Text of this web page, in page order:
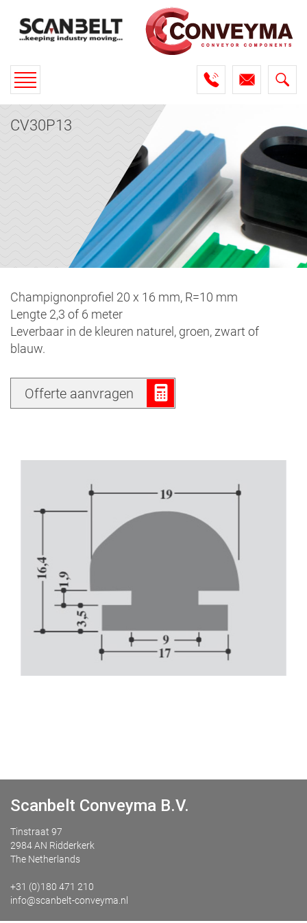
Toggle
navigation
CV30P13
Champignonprofiel 20 x 16 mm, R=10 mm
Lengte 2,3 of 6 meter
Leverbaar in de kleuren naturel, groen, zwart of
blauw.
Offerte aanvragen
Scanbelt Conveyma B.V.
Tinstraat 97
2984 AN Ridderkerk
The Netherlands
+31 (0)180 471 210
info@scanbelt-conveyma.nl